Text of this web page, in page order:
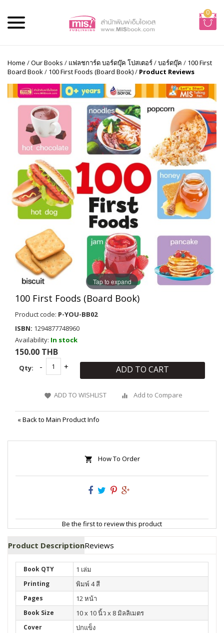
0
Home /Our Books / แฟลชการ์ด บอร์ดบุ๊ค โปสเตอร์/บอร์ดบุ๊ค / 100 First
Board Book/ 100 First Foods (Board Book)/ Product Reviews
Tap to expand
100 First Foods (Board Book)
Product code: P-YOU-BB02
ISBN: 1294877748960
Availability: In stock
150.00 THB
Qty: ADD TO CART
ADD TO WISHLIST Add to Compare
«Back to Main Product Info
How To Order
Be the first to review this product
Product DescriptionReviews
Book QTY 1 เล่ม
Printing พิมพ์ 4 สี
Pages 12 หน้า
Book Size 10 x 10 นิ้ว x 8 มิลลิเมตร
Cover ปกแข็ง